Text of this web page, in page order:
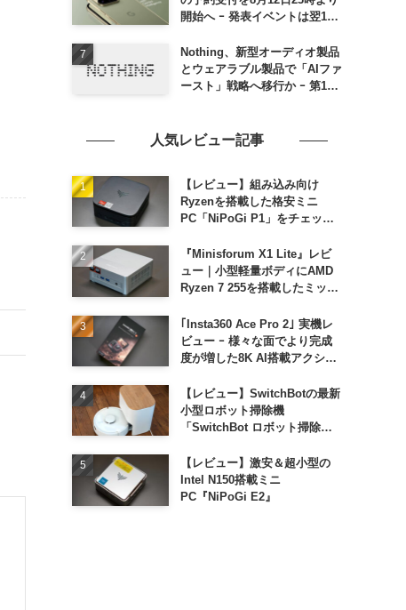
開始へ ｰ 発表イベントは翌13
Nothing、新型オーディオ製品
とウェアラブル製品で「AIファ
ースト」戦略へ移行か ｰ 第1弾
人気レビュー記事
【レビュー】組み込み向け
Ryzenを搭載した格安ミニ
PC「NiPoGi P1」をチェック
高性能
『Minisforum X1 Lite』レビ
ュー｜小型軽量ボディにAMD
Ryzen 7 255を搭載したミッド
｢Insta360 Ace Pro 2｣ 実機レ
ビュー ｰ 様々な面でより完成
度が増した8K AI搭載アクショ
【レビュー】SwitchBotの最新
小型ロボット掃除機
「SwitchBot ロボット掃除機
【レビュー】激安＆超小型の
Intel N150搭載ミニ
PC『NiPoGi E2』